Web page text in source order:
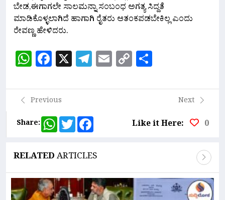
ಬೇಡ,ಈಗಾಗಲೇ ಸಾಲಮನ್ನಾ ಸಂಬಂಧ ಅಗತ್ಯ ಸಿದ್ದತೆ
ಮಾಡಿಕೊಳ್ಳಲಾಗಿದೆ ಹಾಗಾಗಿ ರೈತರು ಆತಂಕಪಡಬೇಕಿಲ್ಲ ಎಂದು
ರೇವಣ್ಣ ಹೇಳಿದರು.
WhatsApp
Facebook
X Telegram
Email
Copy
Link
Previous
Next
Share:
WhatsApp
Twitter Like it Here: 0
RELATEDARTICLES